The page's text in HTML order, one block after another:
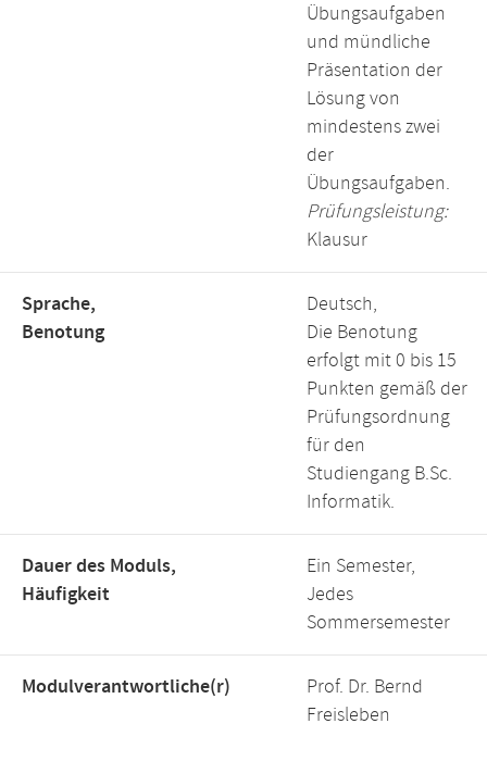
Übungsaufgaben
und mündliche
Präsentation der
Lösung von
mindestens zwei
der
Übungsaufgaben.
Prüfungsleistung:
Klausur
Sprache,
Benotung
Deutsch,
Die Benotung
erfolgt mit 0 bis 15
Punkten gemäß der
Prüfungsordnung
für den
Studiengang B.Sc.
Informatik.
Dauer des Moduls,
Häufigkeit
Ein Semester,
Jedes
Sommersemester
Modulverantwortliche(r)
Prof. Dr. Bernd
Freisleben